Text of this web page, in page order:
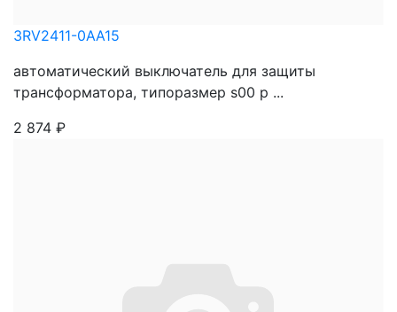
3RV2411-0AA15
автоматический выключатель для защиты
трансформатора, типоразмер s00 р ...
2 874 ₽